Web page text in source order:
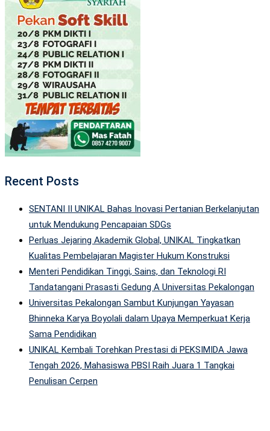
Recent Posts
SENTANI II UNIKAL Bahas Inovasi Pertanian Berkelanjutan
untuk Mendukung Pencapaian SDGs
Perluas Jejaring Akademik Global, UNIKAL Tingkatkan
Kualitas Pembelajaran Magister Hukum Konstruksi
Menteri Pendidikan Tinggi, Sains, dan Teknologi RI
Tandatangani Prasasti Gedung A Universitas Pekalongan
Universitas Pekalongan Sambut Kunjungan Yayasan
Bhinneka Karya Boyolali dalam Upaya Memperkuat Kerja
Sama Pendidikan
UNIKAL Kembali Torehkan Prestasi di PEKSIMIDA Jawa
Tengah 2026, Mahasiswa PBSI Raih Juara 1 Tangkai
Penulisan Cerpen